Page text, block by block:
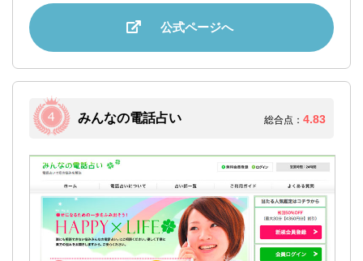
公式ページへ
みんなの電話占い 総合点： 4.83